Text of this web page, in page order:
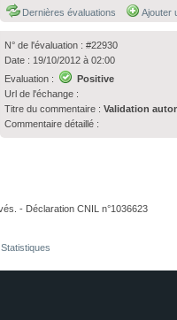
Dernières évaluations Ajouter
N° de l'évaluation : #22930
Date : 19/10/2012 à 02:00
Evaluation :
Positive
Url de l'échange :
Titre du commentaire : Validation
Commentaire détaillé :
- Déclaration CNIL n°1036623
Statistiques